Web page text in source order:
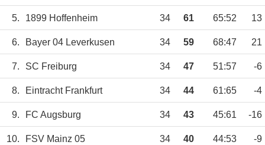
5. 1899 Hoffenheim 34 61 65:52 13
6. Bayer 04 Leverkusen 34 59 68:47 21
7. SC Freiburg 34 47 51:57 -6
8. Eintracht Frankfurt 34 44 61:65 -4
9. FC Augsburg 34 43 45:61 -16
10. FSV Mainz 05 34 40 44:53 -9